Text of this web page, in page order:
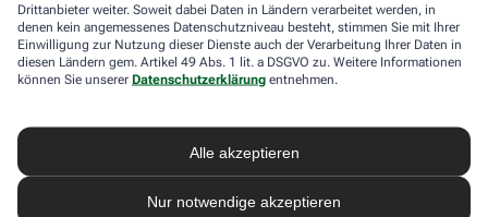
Drittanbieter weiter. Soweit dabei Daten in Ländern verarbeitet werden, in
denen kein angemessenes Datenschutzniveau besteht, stimmen Sie mit Ihrer
Einwilligung zur Nutzung dieser Dienste auch der Verarbeitung Ihrer Daten in
diesen Ländern gem. Artikel 49 Abs. 1 lit. a DSGVO zu. Weitere Informationen
können Sie unserer Datenschutzerklärung entnehmen.
Alle akzeptieren
Nur notwendige akzeptieren
Mönchspfeffer nicht in Schwangerschaft oder Stillzeit
eingenommen werden, da er u.a. die Milchproduktion stören
kann.